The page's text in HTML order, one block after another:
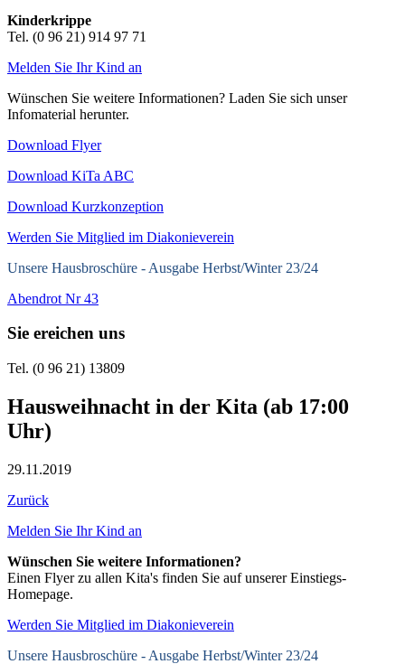
Kinderkrippe
Tel. (0 96 21) 914 97 71
Melden Sie Ihr Kind an
Wünschen Sie weitere Informationen? Laden Sie sich unser
Infomaterial herunter.
Download Flyer
Download KiTa ABC
Download Kurzkonzeption
Werden Sie Mitglied im Diakonieverein
Unsere Hausbroschüre - Ausgabe Herbst/Winter 23/24
Abendrot Nr 43
Sie ereichen uns
Tel. (0 96 21) 13809
Hausweihnacht in der Kita (ab 17:00
Uhr)
29.11.2019
Zurück
Melden Sie Ihr Kind an
Wünschen Sie weitere Informationen?
Einen Flyer zu allen Kita's finden Sie auf unserer Einstiegs-
Homepage.
Werden Sie Mitglied im Diakonieverein
Unsere Hausbroschüre - Ausgabe Herbst/Winter 23/24